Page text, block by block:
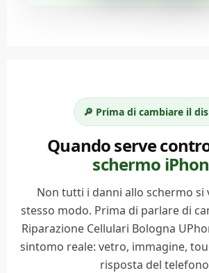
🔎 Prima di cambiare il
Quando serve
schermo
Non tutti i danni allo schermo si
stesso modo. Prima di parlare di
Riparazione Cellulari Bologna
sintomo reale: vetro, immagine,
risposta del